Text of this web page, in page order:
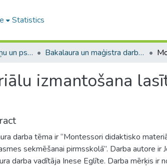
Statistics
A -- Izglītības zinātņu un psiholoģijas fakultāte / Faculty of Education Sciences and Psychology Bakalaura un maģistra darbi (PPMF) / Bachelor's and Master's theses
izmantošana
darba tēma ir “Montessori didaktisko
sekmēšanai pirmsskolā”. Darba autore ir
darba vadītāja Inese Eglīte. Darba mērķis ir